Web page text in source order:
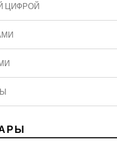
ЦИФРОЙ